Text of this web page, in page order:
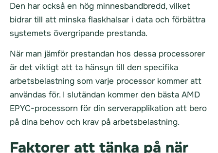
Den har också en hög minnesbandbredd, vilket
bidrar till att minska flaskhalsar i data och förbättra
systemets övergripande prestanda.
När man jämför prestandan hos dessa processorer
är det viktigt att ta hänsyn till den specifika
arbetsbelastning som varje processor kommer att
användas för. I slutändan kommer den bästa AMD
EPYC-processorn för din serverapplikation att bero
på dina behov och krav på arbetsbelastning.
Faktorer att tänka på när